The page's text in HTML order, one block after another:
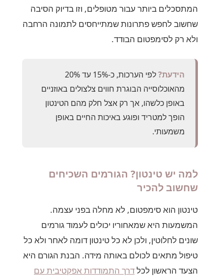
המתסכלים ביותר עבור מטופלים, וזו בדיוק הסיבה
שחשוב לחפש פתרונות שמתייחסים לתמונה הרחבה
ולא רק לסימפטום הבודד.
הידעת?
לפי הערכות, כ-15% עד 20%
מהאוכלוסייה הבוגרת חווים צלצולים באוזניים
באופן כלשהו, אך רק אצל חלק מהם הטינטון
הופך למטריד ופוגע באיכות החיים באופן
משמעותי.
למה יש טינטון? הגורמים השכיחים
שחשוב להכיר
טינטון הוא סימפטום, לא מחלה בפני עצמה.
המשמעות היא שמאחוריו יכולים לעמוד גורמים
שונים לחלוטין, ולכן לא כל טינטון דומה לאחר ולא כל
טיפול מתאים לכולם באותה מידה. הבנת הגורם היא
הצעד הראשון לכלדרך התמודדות אפקטיבית עם